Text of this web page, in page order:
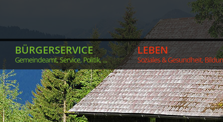
BÜRGERSERVICE
Gemeindeamt, Service, Politik, ...
LEBEN
Soziales & Gesundheit,